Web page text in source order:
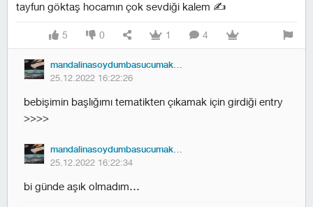
tayfun göktaş hocamın çok sevdiği kalem ✍️
5 0 1 4
25.12.2022 16:22:26
bebişimin başlığımı tematikten çıkamak için girdiği entry
>>>>
25.12.2022 16:22:34
bi günde aşık olmadım…